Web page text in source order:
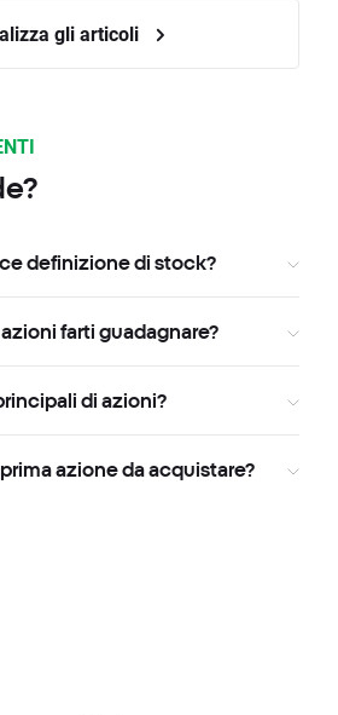
gli articoli
definizione di stock?
farti guadagnare?
di azioni?
azione da acquistare?